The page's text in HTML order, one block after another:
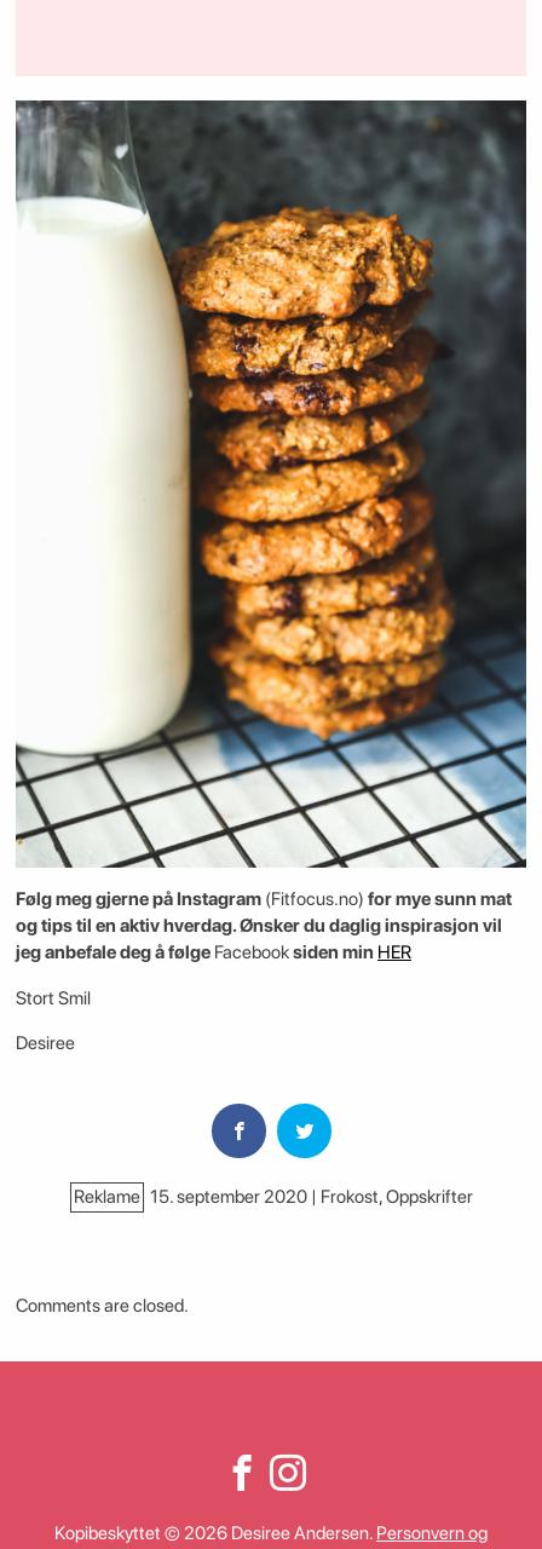
Følg meg gjerne på Instagram (Fitfocus.no) for mye sunn mat
og tips til en aktiv hverdag. Ønsker du daglig inspirasjon vil
jeg anbefale deg å følge Facebooksiden min HER
Stort Smil
Desiree
Reklame 15. september 2020 | Frokost,Oppskrifter
Comments are closed.
Kopibeskyttet © 2026 Desiree Andersen. Personvern og